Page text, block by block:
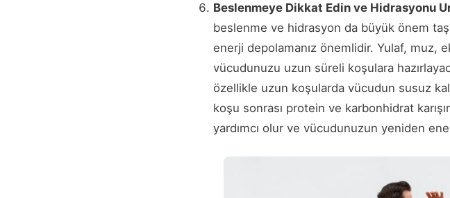
Beslenmeye Dikkat Edin ve Hidrasyonu
beslenme ve hidrasyon da büyük önem
enerji depolamanız önemlidir. Yulaf, muz,
vücudunuzu uzun süreli koşulara
özellikle uzun koşularda vücudun susuz
koşu sonrası protein ve karbonhidrat
yardımcı olur ve vücudunuzun yeniden